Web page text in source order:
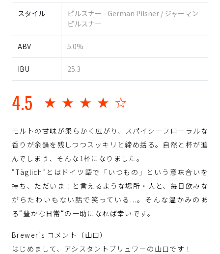
スタイル
ピルスナー - German Pilsner / ジャーマン
ピルスナー
ABV 5.0%
IBU 25.3
4.5 ★★★★☆
モルトの甘味が柔らかく広がり、スパイシーフローラルな
香りが余韻を残しつつスッキリと締め括る。自然と杯が進
んでしまう、そんな1杯になりました。
“Täglich“とはドイツ語で「いつもの」という意味合いを
持ち、ただいま！と言えるような場所・人と、毎日飲みな
がらたわいもない話で笑っている...。そんな温かみのあ
る“豊かな日常“の一助になれば幸いです。
Brewer's コメント（山口）
はじめまして、アシスタントブリュワーの山口です！